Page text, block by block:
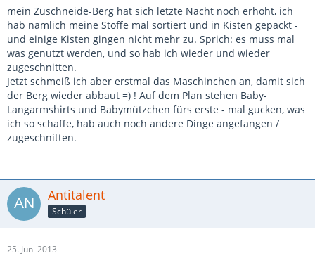
mein Zuschneide-Berg hat sich letzte Nacht noch erhöht, ich
hab nämlich meine Stoffe mal sortiert und in Kisten gepackt -
und einige Kisten gingen nicht mehr zu. Sprich: es muss mal
was genutzt werden, und so hab ich wieder und wieder
zugeschnitten.
Jetzt schmeiß ich aber erstmal das Maschinchen an, damit sich
der Berg wieder abbaut =) ! Auf dem Plan stehen Baby-
Langarmshirts und Babymützchen fürs erste - mal gucken, was
ich so schaffe, hab auch noch andere Dinge angefangen /
zugeschnitten.
Antitalent
Schüler
25. Juni 2013